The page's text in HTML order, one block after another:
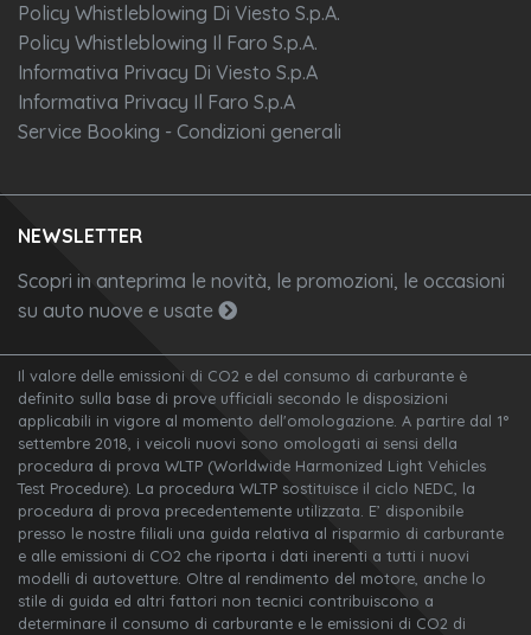
Policy Whistleblowing Di Viesto S.p.A.
Policy Whistleblowing Il Faro S.p.A.
Informativa Privacy Di Viesto S.p.A
Informativa Privacy Il Faro S.p.A
Service Booking - Condizioni generali
NEWSLETTER
Scopri in anteprima le novità, le promozioni, le occasioni
su auto nuove e usate
Il valore delle emissioni di CO2 e del consumo di carburante è
definito sulla base di prove ufficiali secondo le disposizioni
applicabili in vigore al momento dell'omologazione. A partire dal 1°
settembre 2018, i veicoli nuovi sono omologati ai sensi della
procedura di prova WLTP (Worldwide Harmonized Light Vehicles
Test Procedure). La procedura WLTP sostituisce il ciclo NEDC, la
procedura di prova precedentemente utilizzata. E’ disponibile
presso le nostre filiali una guida relativa al risparmio di carburante
e alle emissioni di CO2 che riporta i dati inerenti a tutti i nuovi
modelli di autovetture. Oltre al rendimento del motore, anche lo
stile di guida ed altri fattori non tecnici contribuiscono a
determinare il consumo di carburante e le emissioni di CO2 di